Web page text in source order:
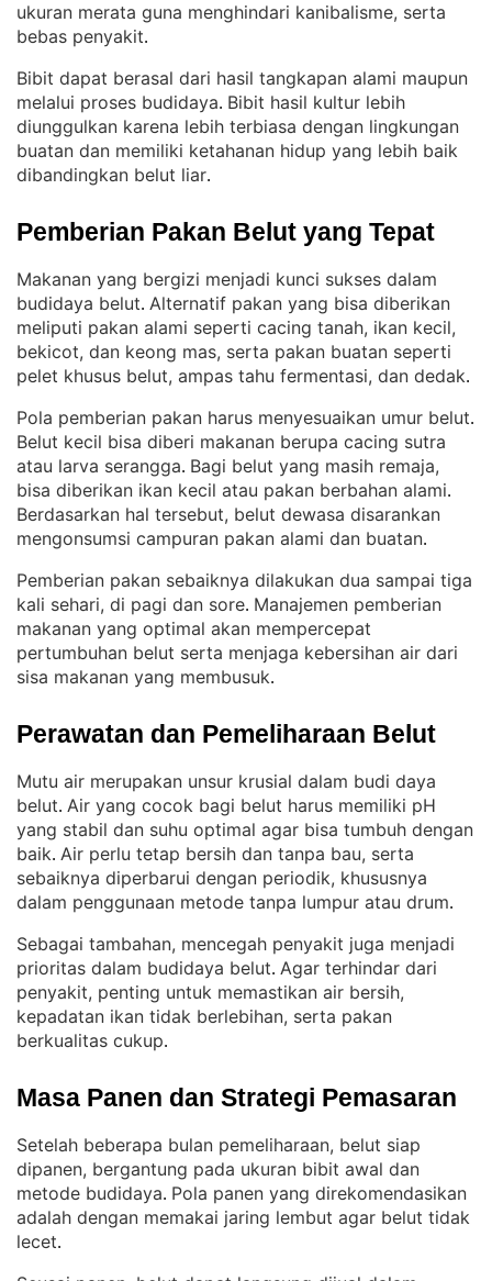
ukuran merata guna menghindari kanibalisme, serta
bebas penyakit.
Bibit dapat berasal dari hasil tangkapan alami maupun
melalui proses budidaya. Bibit hasil kultur lebih
diunggulkan karena lebih terbiasa dengan lingkungan
buatan dan memiliki ketahanan hidup yang lebih baik
dibandingkan belut liar.
Pemberian Pakan Belut yang Tepat
Makanan yang bergizi menjadi kunci sukses dalam
budidaya belut. Alternatif pakan yang bisa diberikan
meliputi pakan alami seperti cacing tanah, ikan kecil,
bekicot, dan keong mas, serta pakan buatan seperti
pelet khusus belut, ampas tahu fermentasi, dan dedak.
Pola pemberian pakan harus menyesuaikan umur belut
Belut kecil bisa diberi makanan berupa cacing sutra
atau larva serangga. Bagi belut yang masih remaja,
bisa diberikan ikan kecil atau pakan berbahan alami
Berdasarkan hal tersebut, belut dewasa disarankan
mengonsumsi campuran pakan alami dan buatan.
Pemberian pakan sebaiknya dilakukan dua sampai tiga
kali sehari, di pagi dan sore. Manajemen pemberian
makanan yang optimal akan mempercepat
pertumbuhan belut serta menjaga kebersihan air dari
sisa makanan yang membusuk.
Perawatan dan Pemeliharaan Belut
Mutu air merupakan unsur krusial dalam budi daya
belut. Air yang cocok bagi belut harus memiliki pH
yang stabil dan suhu optimal agar bisa tumbuh dengan
baik. Air perlu tetap bersih dan tanpa bau, serta
sebaiknya diperbarui dengan periodik, khususnya
dalam penggunaan metode tanpa lumpur atau drum.
Sebagai tambahan, mencegah penyakit juga menjadi
prioritas dalam budidaya belut. Agar terhindar dari
penyakit, penting untuk memastikan air bersih,
kepadatan ikan tidak berlebihan, serta pakan
berkualitas cukup.
Masa Panen dan Strategi Pemasaran
Setelah beberapa bulan pemeliharaan, belut siap
dipanen, bergantung pada ukuran bibit awal dan
metode budidaya. Pola panen yang direkomendasikan
adalah dengan memakai jaring lembut agar belut tidak
lecet.